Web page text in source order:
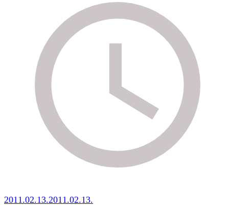
2011.02.13.2011.02.13.